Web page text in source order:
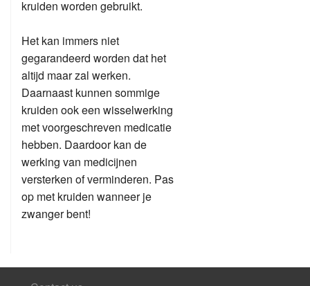
kruiden worden gebruikt.
Het kan immers niet
gegarandeerd worden dat het
altijd maar zal werken.
Daarnaast kunnen sommige
kruiden ook een wisselwerking
met voorgeschreven medicatie
hebben. Daardoor kan de
werking van medicijnen
versterken of verminderen. Pas
op met kruiden wanneer je
zwanger bent!